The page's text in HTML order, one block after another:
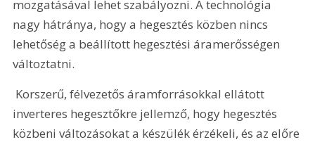
mozgatásával lehet szabályozni. A technológia
nagy hátránya, hogy a hegesztés közben nincs
lehetőség a beállított hegesztési áramerősségen
változtatni.
inverteres hegesztőkre jellemző, hogy hegesztés
közbeni változásokat a készülék érzékeli, és az előre